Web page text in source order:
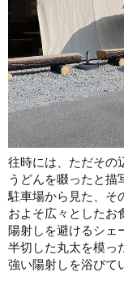
往時には、ただその
うどんを啜ったと描
駐車場から見た、そ
およそ広々としたお
陽射しを避けるシェ
半切した丸太を模っ
強い陽射しを浴びて